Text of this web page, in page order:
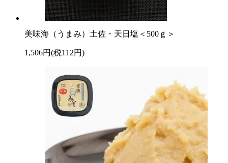
美味海（うまみ）土佐・天日塩＜500ｇ＞
1,506円(税112円)